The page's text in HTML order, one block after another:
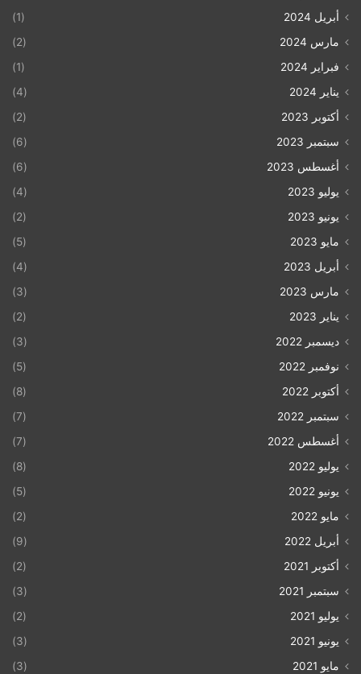
أبريل 2024
(1)
مارس 2024
(2)
فبراير 2024
(1)
يناير 2024
(4)
أكتوبر 2023
(2)
سبتمبر 2023
(6)
أغسطس 2023
(6)
يوليو 2023
(4)
يونيو 2023
(2)
مايو 2023
(5)
أبريل 2023
(4)
مارس 2023
(3)
يناير 2023
(2)
ديسمبر 2022
(3)
نوفمبر 2022
(5)
أكتوبر 2022
(8)
سبتمبر 2022
(7)
أغسطس 2022
(7)
يوليو 2022
(8)
يونيو 2022
(5)
مايو 2022
(2)
أبريل 2022
(9)
أكتوبر 2021
(2)
سبتمبر 2021
(3)
يوليو 2021
(2)
يونيو 2021
(3)
مايو 2021
(3)